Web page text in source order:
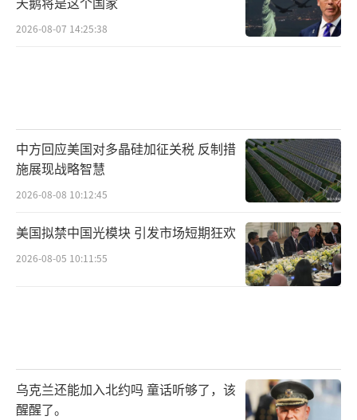
2026-08-07 14:25:38
中方回应美国对多晶硅加征关税 反制措
施展现战略智慧
2026-08-08 10:12:45
美国拟禁中国光模块 引发市场短期狂欢
2026-08-05 10:11:55
乌克兰还能加入北约吗 童话听够了，该
醒醒了。